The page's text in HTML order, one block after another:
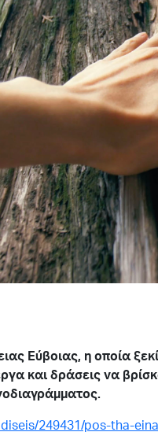
Εύβοιας, η οποία
και δράσεις να
249431/pos-tha-